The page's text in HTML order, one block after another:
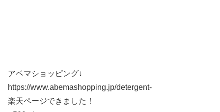
アベマショッピング↓
https://www.abemashopping.jp/detergent-
楽天ページできました！